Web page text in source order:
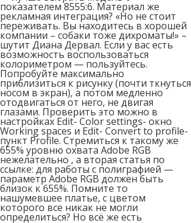
показателем 8555:6. Материал же
рекламная интеграция? «Но не стоит
переживать. Вы находитесь в хорошей
компании – собаки тоже дихроматы!» –
шутит Диана Дервал. Если у вас есть
возможность воспользоваться
колориметром — пользуйтесь.
Попробуйте максимально
приблизиться к рисунку (почти ткнуться
носом в экран), а потом медленно
отодвигаться от него, не двигая
глазами. Проверить это можно в
настройках Edit- Color settings- окно
Working spaces и Edit- Convert to profile-
пункт Profile. Стремиться к такому же
655% уровню охвата Adobe RGB
нежелательно , а вторая статья по
ссылке: для работы с полиграфией —
параметр Adobe RGB должен быть
близок к 655%. Помните то
нашумевшее платье, с цветом
которого все никак не могли
определиться? Но всё же есть